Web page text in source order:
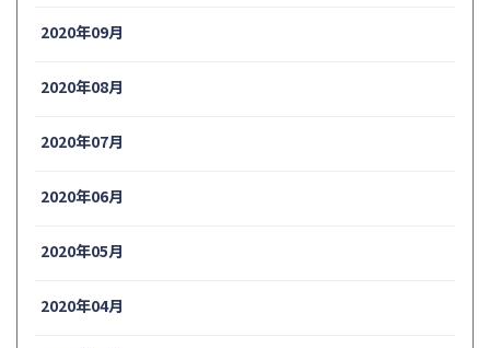
2020年09月
2020年08月
2020年07月
2020年06月
2020年05月
2020年04月